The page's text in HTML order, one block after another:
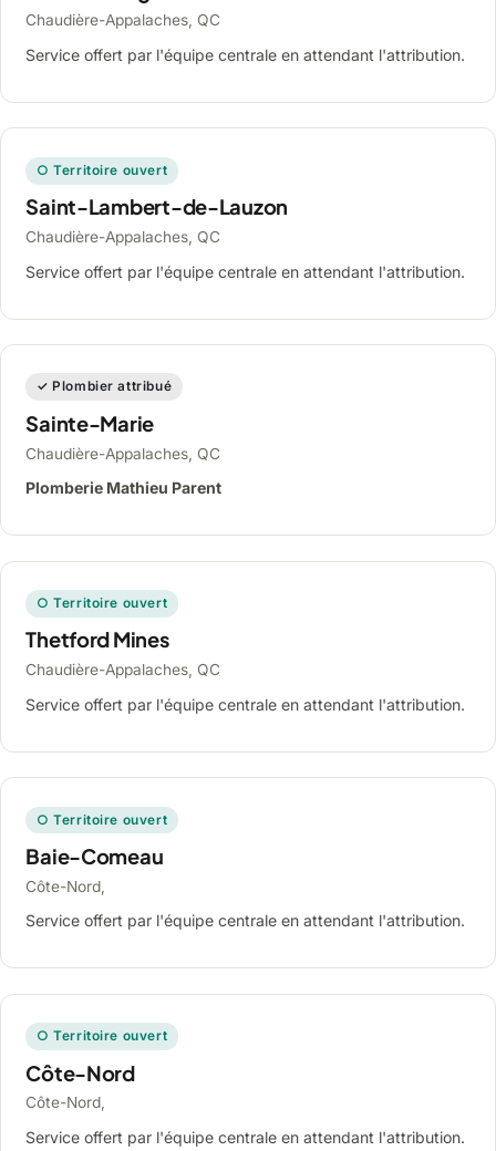
Chaudière-Appalaches, QC
Service offert par l'équipe centrale en attendant l'attribution.
○ Territoire ouvert
Saint-Lambert-de-Lauzon
Chaudière-Appalaches, QC
Service offert par l'équipe centrale en attendant l'attribution.
✓ Plombier attribué
Sainte-Marie
Chaudière-Appalaches, QC
Plomberie Mathieu Parent
○ Territoire ouvert
Thetford Mines
Chaudière-Appalaches, QC
Service offert par l'équipe centrale en attendant l'attribution.
○ Territoire ouvert
Baie-Comeau
Côte-Nord,
Service offert par l'équipe centrale en attendant l'attribution.
○ Territoire ouvert
Côte-Nord
Côte-Nord,
Service offert par l'équipe centrale en attendant l'attribution.